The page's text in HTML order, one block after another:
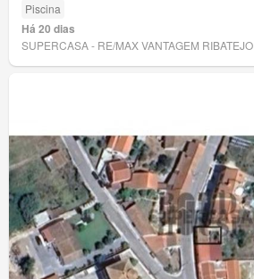
Piscina
Há 20 dias
SUPERCASA - RE/MAX VANTAGEM RIBATEJO